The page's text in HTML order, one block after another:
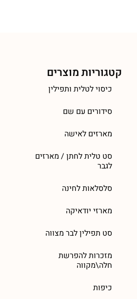
קטגוריות מוצרים
כיסוי לטלית ותפילין
סידורים עם שם
מארזים לאישה
סט טלית לחתן / מארזים
לגבר
סלסלאות לחינה
מארזי יודאיקה
סט תפילין לבר מצווה
מזכרות להפרשת
חלה\מקווה
כיפות